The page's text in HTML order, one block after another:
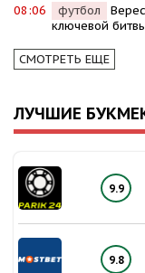
08:06 футбол
ключевой
СМОТРЕТЬ ЕЩЕ
ЛУЧШИЕ
9.9
9.8